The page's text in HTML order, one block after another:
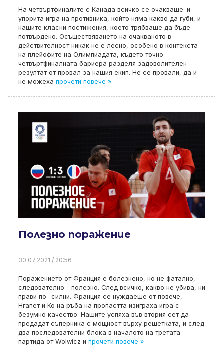
На четвъртфиналите с Канада всичко се очакваше: и
упорита игра на противника, който няма какво да губи, и
нашите класни постижения, което трябваше да бъде
потвърдено. Осъществяването на очакваното в
действителност никак не е лесно, особено в контекста
на плейофите на Олимпиадата, където точно
четвъртфиналната бариера разделя задоволителен
резултат от провал за нашия екип. Не се провали, да и
не можеха прочети повече »
Полезно поражение
30.07.2021 / 20:56
Поражението от Франция е болезнено, но не фатално,
следователно - полезно. След всичко, какво не убива, ни
прави по -силни. Франция се нуждаеше от повече,
Нгапет и Ко на ръба на пропастта изиграха игра с
безумно качество. Нашите успяха във втория сет да
предадат съперника с мощност върху решетката, и след
два последователни блока в началото на третата
партида от Wolwicz и прочети повече »